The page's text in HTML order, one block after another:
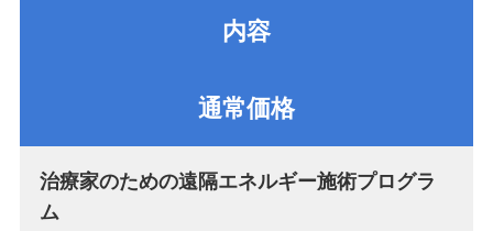
内容
通常価格
治療家のための遠隔エネルギー施術プログラ
ム